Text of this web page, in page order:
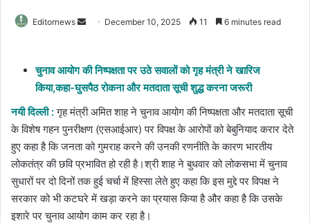
Editornews
Send December 10, 2025 11 6 minutes read
चुनाव आयोग की निष्पक्षता पर उठे सवालों को गृह मंत्री ने खारिज
किया,कहा-घुसपैठ रोकना और मतदाता सूची शुद्ध करना जरूरी
नयी दिल्ली : गृह मंत्री अमित शाह ने चुनाव आयोग की निष्पक्षता और मतदाता सूची
के विशेष गहन पुनरीक्षण (एसआईआर) पर विपक्ष के आरोपों को बेबुनियाद करार देते
हुए कहा है कि जनता को गुमराह करने की उनकी रणनीति के कारण भारतीय
लोकतंत्र की छवि प्रभावित हो रही है।श्री शाह ने बुधवार को लोकसभा में चुनाव
सुधारों पर दो दिनों तक हुई चर्चा में हिस्सा लेते हुए कहा कि इस मुद्दे पर विपक्ष ने
सरकार को भी कटघरे में खड़ा करने का प्रयास किया है और कहा है कि उसके
इशारे पर चुनाव आयोग काम कर रहा है।